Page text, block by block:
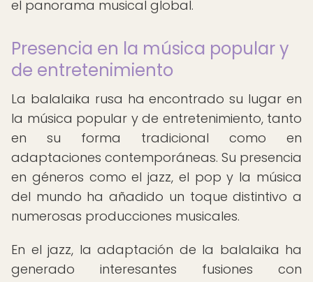
el panorama musical global.
Presencia en la música popular y
de entretenimiento
La balalaika rusa ha encontrado su lugar en
la música popular y de entretenimiento, tanto
en su forma tradicional como en
adaptaciones contemporáneas. Su presencia
en géneros como el jazz, el pop y la música
del mundo ha añadido un toque distintivo a
numerosas producciones musicales.
En el jazz, la adaptación de la balalaika ha
generado interesantes fusiones con